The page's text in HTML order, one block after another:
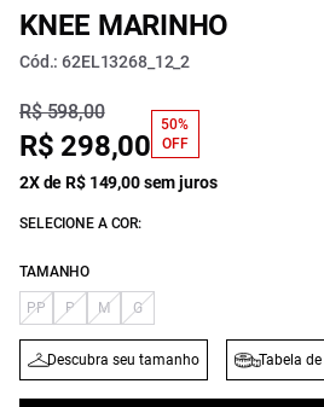
KNEE MARINHO
Cód.: 62EL13268_12_2
R$ 598,00
R$ 298,00
50%
OFF
2X de R$ 149,00 sem juros
SELECIONE A COR:
TAMANHO
PP P M G
Descubra seu tamanho Tabela